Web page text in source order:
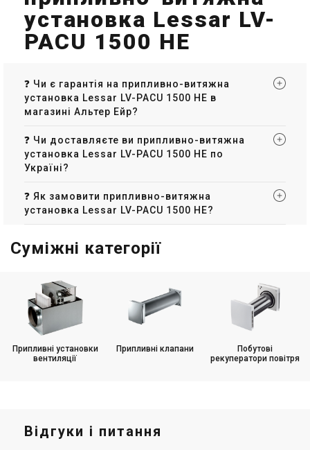
установка Lessar LV-
PACU 1500 HE
❓ Чи є гарантія на припливно-витяжна
установка Lessar LV-PACU 1500 HE в
магазині Альтер Ейр?
❓ Чи доставляєте ви припливно-витяжна
установка Lessar LV-PACU 1500 HE по
Україні?
❓ Як замовити припливно-витяжна
установка Lessar LV-PACU 1500 HE?
Суміжні категорії
Припливні установки
вентиляції
Припливні клапани
Побутові
рекуператори повітря
Відгуки і питання